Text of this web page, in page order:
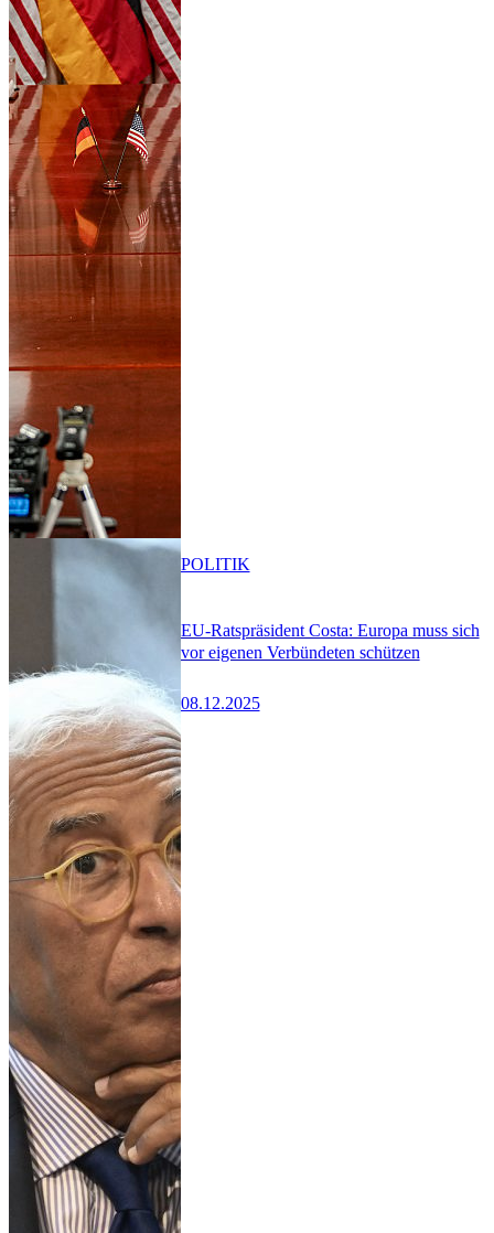
EU-Ratspräsident Costa: Europa muss sich
vor eigenen Verbündeten schützen
08.12.2025
POLITIK